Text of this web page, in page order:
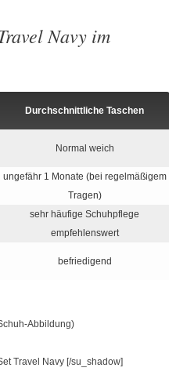
Navy im
Durchschnittliche Taschen
Normal weich
ungefähr 1 Monate (bei regelmäßigem
Tragen)
sehr häufige Schuhpflege
empfehlenswert
befriedigend
Abbildung)
[/su_shadow]